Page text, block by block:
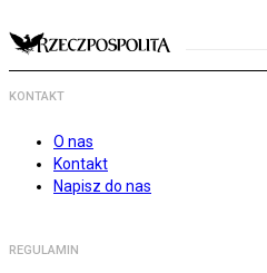
KONTAKT
O nas
Kontakt
Napisz do nas
REGULAMIN